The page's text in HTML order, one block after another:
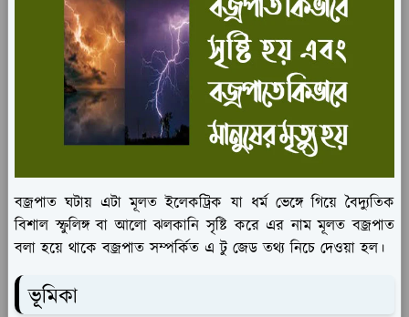
বজ্রপাত ঘটায় এটা মূলত ইলেকট্রিক যা ধর্ম ভেঙ্গে গিয়ে বৈদ্যুতিক
বিশাল স্ফুলিঙ্গ বা আলো ঝলকানি সৃষ্টি করে এর নাম মূলত বজ্রপাত
বলা হয়ে থাকে বজ্রপাত সম্পর্কিত এ টু জেড তথ্য নিচে দেওয়া হল।
ভূমিকা